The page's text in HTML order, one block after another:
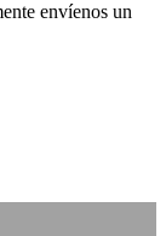
envíenos un